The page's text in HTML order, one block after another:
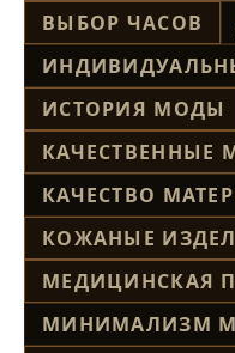
ВЫБОР ЧАСОВ
ИСТОРИЯ МОДЫ
КАЧЕСТВЕННЫЕ
КАЧЕСТВО
КОЖАНЫЕ
МЕДИЦИНСКАЯ
МИНИМАЛИЗМ